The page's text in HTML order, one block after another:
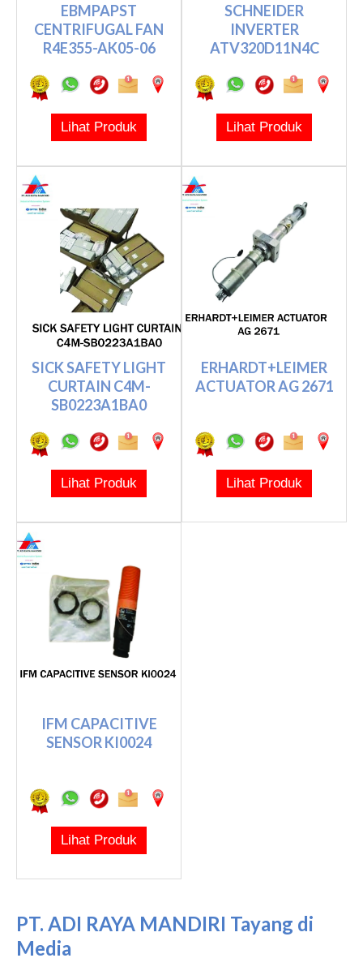
EBMPAPST
CENTRIFUGAL FAN
R4E355-AK05-06
Lihat Produk
SCHNEIDER
INVERTER
ATV320D11N4C
Lihat Produk
SICK SAFETY LIGHT
CURTAIN C4M-
SB0223A1BA0
Lihat Produk
ERHARDT+LEIMER
ACTUATOR AG 2671
Lihat Produk
IFM CAPACITIVE
SENSOR KI0024
Lihat Produk
PT. ADI RAYA MANDIRI Tayang di
Media